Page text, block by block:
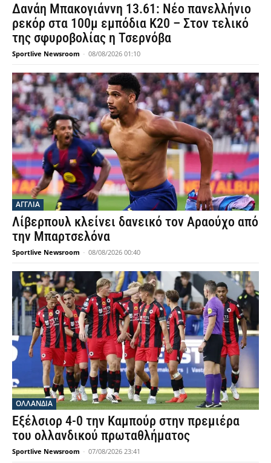
Δανάη Μπακογιάννη 13.61: Νέο πανελλήνιο
ρεκόρ στα 100μ εμπόδια Κ20 – Στον τελικό
της σφυροβολίας η Τσερνόβα
Sportlive Newsroom - 08/08/2026 01:10
ΑΓΓΛΙΑ
Λίβερπουλ κλείνει δανεικό τον Αραούχο από
την Μπαρτσελόνα
Sportlive Newsroom - 08/08/2026 00:40
OΛΛΑΝΔΊΑ
Εξέλσιορ 4-0 την Καμπούρ στην πρεμιέρα
του ολλανδικού πρωταθλήματος
Sportlive Newsroom - 07/08/2026 23:41